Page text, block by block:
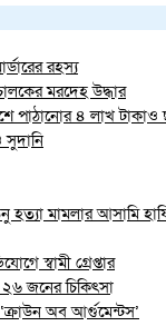
রহস্য
মরদেহ উদ্ধার
পাঠানোর ৪ লাখ টাকাও
সুদানি
মামলার আসামি
স্বামী গ্রেপ্তার
জনের চিকিৎসা
অব আর্গুমেন্টস’